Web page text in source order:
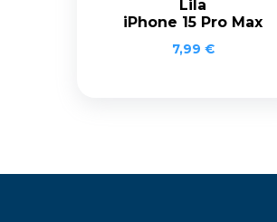
Lila
iPhone 15 Pro Max
7,99 €